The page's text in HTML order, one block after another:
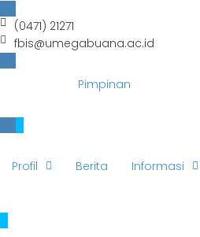
(0471) 21271
fbis@umegabuana.ac.id
Pimpinan
Profil Berita Informasi